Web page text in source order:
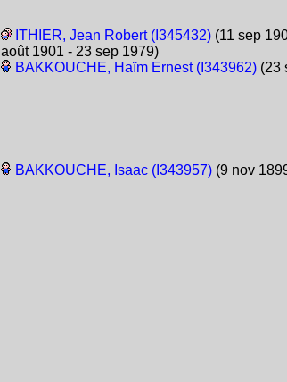
ITHIER, Jean Robert (I345432)(11 sep
août 1901 - 23 sep 1979)
BAKKOUCHE, Haïm Ernest (I343962)(23
BAKKOUCHE, Isaac (I343957)(9 nov